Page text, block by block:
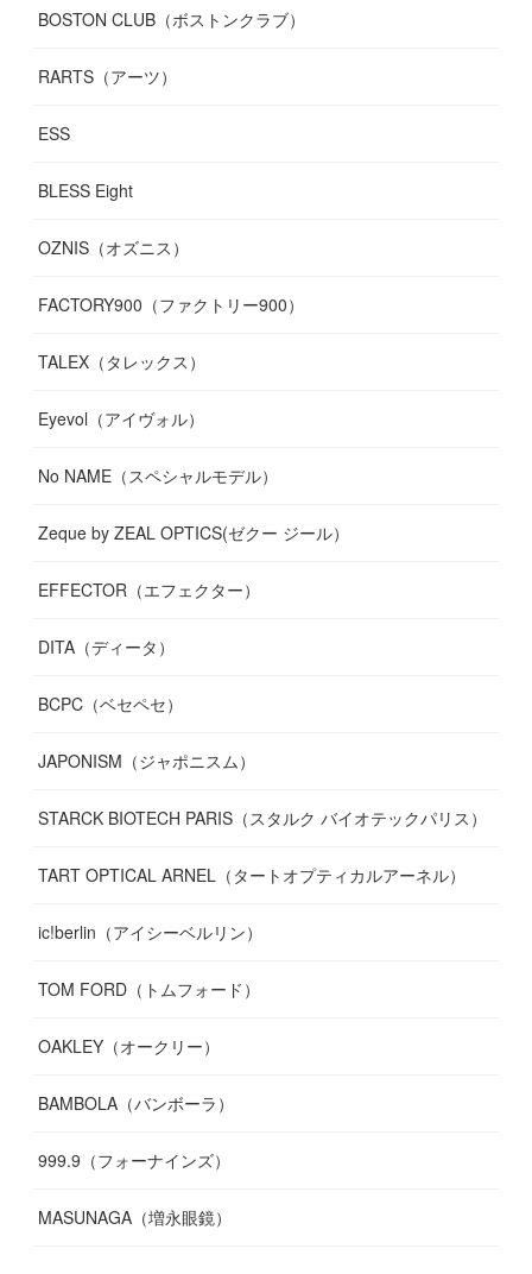
BOSTON CLUB（ボストンクラブ）
RARTS（アーツ）
ESS
BLESS Eight
OZNIS（オズニス）
FACTORY900（ファクトリー900）
TALEX（タレックス）
Eyevol（アイヴォル）
No NAME（スペシャルモデル）
Zeque by ZEAL OPTICS(ゼクー ジール）
EFFECTOR（エフェクター）
DITA（ディータ）
BCPC（ベセペセ）
JAPONISM（ジャポニスム）
STARCK BIOTECH PARIS（スタルク バイオテックパリス）
TART OPTICAL ARNEL（タートオプティカルアーネル）
ic!berlin（アイシーベルリン）
TOM FORD（トムフォード）
OAKLEY（オークリー）
BAMBOLA（バンボーラ）
999.9（フォーナインズ）
MASUNAGA（増永眼鏡）